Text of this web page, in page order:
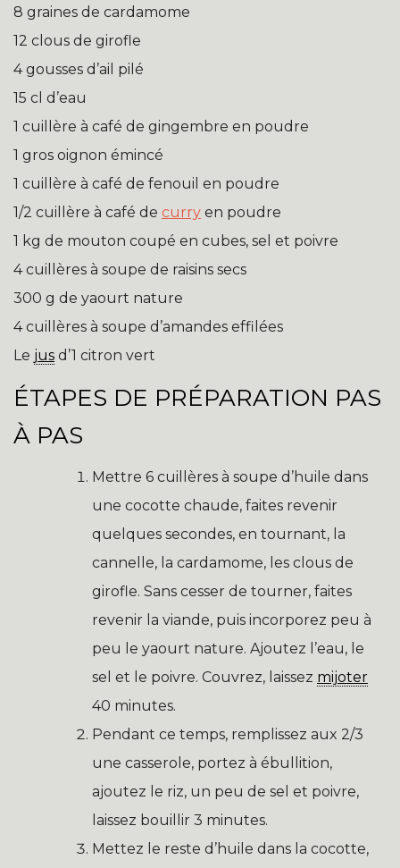
8 graines de cardamome
12 clous de girofle
4 gousses d’ail pilé
15 cl d’eau
1 cuillère à café de gingembre en poudre
1 gros oignon émincé
1 cuillère à café de fenouil en poudre
1/2 cuillère à café de curry en poudre
1 kg de mouton coupé en cubes, sel et poivre
4 cuillères à soupe de raisins secs
300 g de yaourt nature
4 cuillères à soupe d’amandes effilées
Le jus d’1 citron vert
ÉTAPES DE PRÉPARATION PAS
À PAS
Mettre 6 cuillères à soupe d’huile dans
une cocotte chaude, faites revenir
quelques secondes, en tournant, la
cannelle, la cardamome, les clous de
girofle. Sans cesser de tourner, faites
revenir la viande, puis incorporez peu à
peu le yaourt nature. Ajoutez l’eau, le
sel et le poivre. Couvrez, laissez mijoter
40 minutes.
Pendant ce temps, remplissez aux 2/3
une casserole, portez à ébullition,
ajoutez le riz, un peu de sel et poivre,
laissez bouillir 3 minutes.
Mettez le reste d’huile dans la cocotte,